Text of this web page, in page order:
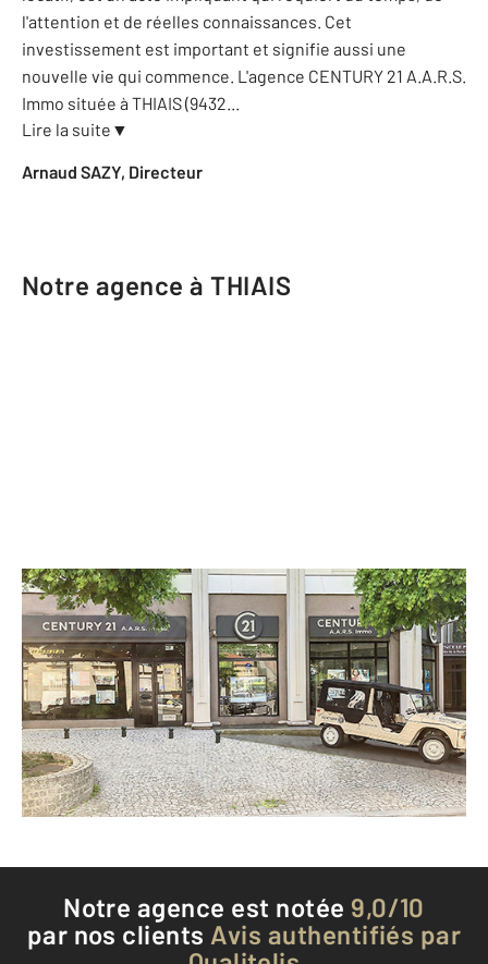
l'attention et de réelles connaissances. Cet
investissement est important et signifie aussi une
nouvelle vie qui commence. L'agence CENTURY 21 A.A.R.S.
Immo située à THIAIS (9432
Lire la suite ▼
Arnaud SAZY, Directeur
Notre agence à THIAIS
CENTURY 21 A.A.R.S. Immo
1-11 avenue René Panhard RN 186
THIAIS - 94320
Envoyer un message
Téléphoner à l'agence
Notre agence est notée 9,0/10
par nos clients Avis authentifiés par